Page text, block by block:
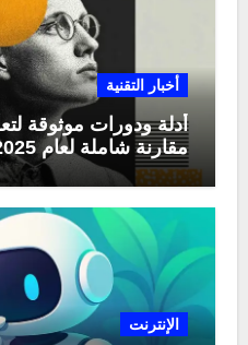
أخبار التقنية
أدلة ودورات موثوقة
مقارنة شاملة لعام 2025
الإنترنت